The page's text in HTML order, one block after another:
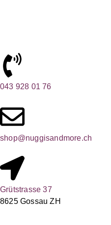
043 928 01 76
shop@nuggisandmore.ch
Grütstrasse 37
8625 Gossau ZH